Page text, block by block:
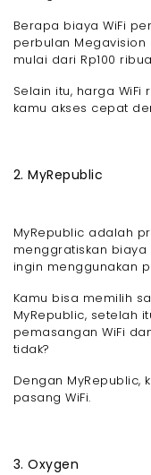
Berapa biaya WiFi
perbulan
mulai dari Rp100
Selain itu, harga WiFi
kamu akses cepat
2. MyRepublic
MyRepublic adalah
menggratiskan biaya
ingin menggunakan
Kamu bisa memilih
MyRepublic, setelah
pemasangan WiFi
tidak?
Dengan MyRepublic,
pasang WiFi.
3. Oxygen